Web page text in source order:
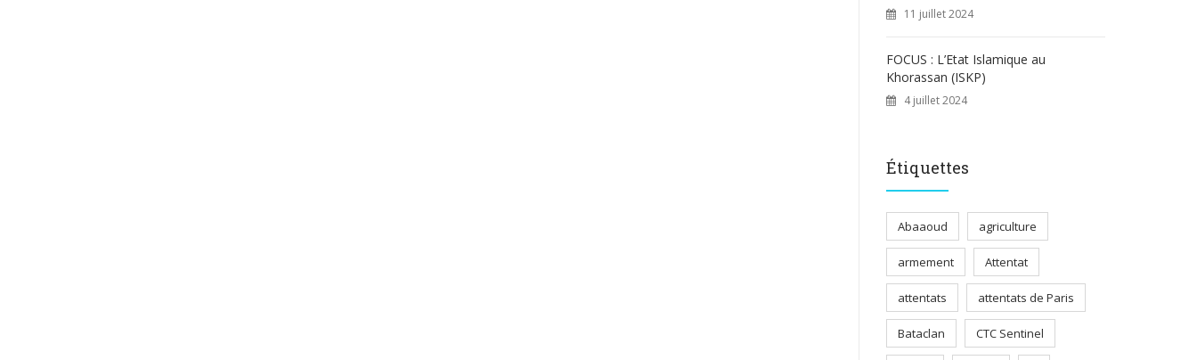
11 juillet 2024
FOCUS : L’Etat Islamique au
Khorassan (ISKP)
4 juillet 2024
Étiquettes
Abaaoud agriculture
armement Attentat
attentats attentats de Paris
Bataclan CTC Sentinel